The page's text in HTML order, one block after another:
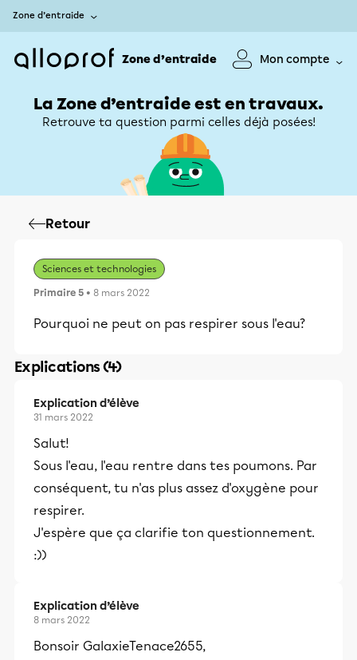
Zone d’entraide
Zone d’entraide Mon compte
La Zone d’entraide est en travaux.
Retrouve ta question parmi celles déjà posées!
Retour
Sciences et technologies
Primaire 5 • 8 mars 2022
Pourquoi ne peut on pas respirer sous l'eau?
Explications (4)
Explication d’élève
31 mars 2022
Salut!
Sous l'eau, l'eau rentre dans tes poumons. Par
conséquent, tu n'as plus assez d'oxygène pour
respirer.
J'espère que ça clarifie ton questionnement.
:))
Explication d’élève
8 mars 2022
Bonsoir GalaxieTenace2655,